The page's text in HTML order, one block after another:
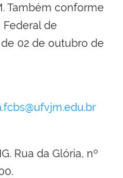
Também conforme
de
02 de outubro de
Rua da Glória, nº